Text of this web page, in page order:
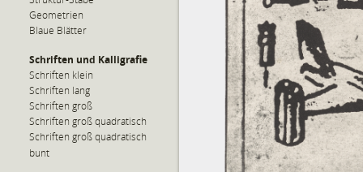
Geometrien
Blaue Blätter
Schriften und Kalligrafie
Schriften klein
Schriften lang
Schriften groß
Schriften groß quadratisch
Schriften groß quadratisch
bunt